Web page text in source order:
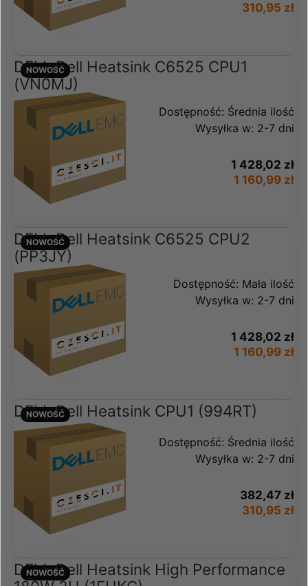
310,95 zł
DELL Dell Heatsink C6525 CPU1
(VN0MJ)
Dostępność: Średnia ilość
Wysyłka w: 2-7 dni
1 428,02 zł
1 160,99 zł
NOWOŚĆ
DELL Dell Heatsink C6525 CPU2
(PP3JY)
Dostępność: Mała ilość
Wysyłka w: 2-7 dni
1 428,02 zł
1 160,99 zł
NOWOŚĆ
DELL Dell Heatsink CPU1 (994RT)
Dostępność: Średnia ilość
Wysyłka w: 2-7 dni
382,47 zł
310,95 zł
NOWOŚĆ
DELL Dell Heatsink High Performance
NOWOŚĆ